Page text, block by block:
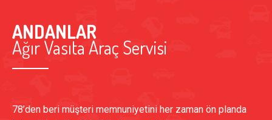
ANDANLAR
Ağır Vasıta Araç Servisi
78’den beri müşteri memnuniyetini her zaman ön planda